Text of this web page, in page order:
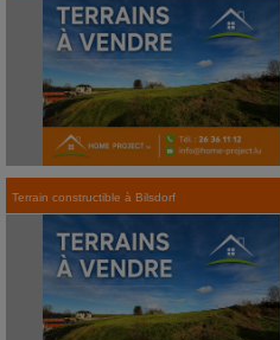
Terrain constructible à Bilsdorf